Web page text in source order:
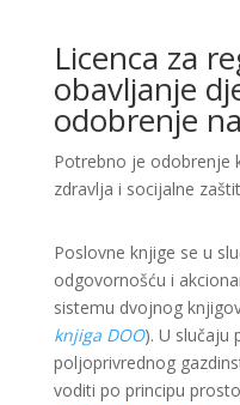
Licenca za
obavljanje
odobrenje
Potrebno je odobrenje
zdravlja i socijalne
Poslovne knjige se u
odgovornošću i
sistemu dvojnog
knjiga DOO). U slučaju
poljoprivrednog
voditi po principu